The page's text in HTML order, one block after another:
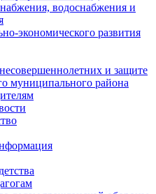
водоснабжения и
экономического развития
и защите
муниципального района